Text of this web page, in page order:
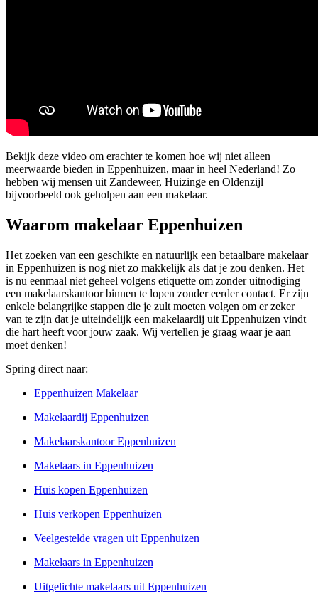
Bekijk deze video om erachter te komen hoe wij niet alleen
meerwaarde bieden in Eppenhuizen, maar in heel Nederland! Zo
hebben wij mensen uit Zandeweer, Huizinge en Oldenzijl
bijvoorbeeld ook geholpen aan een makelaar.
Waarom makelaar Eppenhuizen
Het zoeken van een geschikte en natuurlijk een betaalbare makelaar
in Eppenhuizen is nog niet zo makkelijk als dat je zou denken. Het
is nu eenmaal niet geheel volgens etiquette om zonder uitnodiging
een makelaarskantoor binnen te lopen zonder eerder contact. Er zijn
enkele belangrijke stappen die je zult moeten volgen om er zeker
van te zijn dat je uiteindelijk een makelaardij uit Eppenhuizen vindt
die hart heeft voor jouw zaak. Wij vertellen je graag waar je aan
moet denken!
Spring direct naar:
Eppenhuizen Makelaar
Makelaardij Eppenhuizen
Makelaarskantoor Eppenhuizen
Makelaars in Eppenhuizen
Huis kopen Eppenhuizen
Huis verkopen Eppenhuizen
Veelgestelde vragen uit Eppenhuizen
Makelaars in Eppenhuizen
Uitgelichte makelaars uit Eppenhuizen